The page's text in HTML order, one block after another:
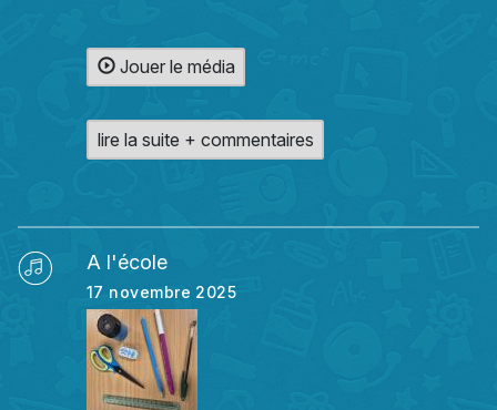
Jouer le média
lire la suite + commentaires
A l'école
17 novembre 2025